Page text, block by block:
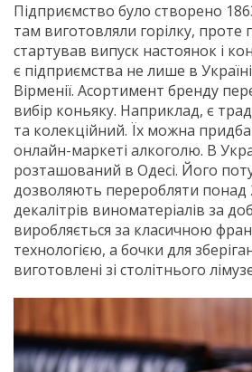
Підприємство було створено
там виготовляли горілку, проте
стартував випуск настоянок і
є підприємства не лише в
Вірменії. Асортимент бренду
вибір коньяку. Наприклад, є
та колекційний. Їх можна
онлайн-маркеті алкоголю. В
розташований в Одесі. Його
дозволяють переробляти понад
декалітрів виноматеріалів за
виробляється за класичною
технологією, а бочки для
виготовлені зі столітнього